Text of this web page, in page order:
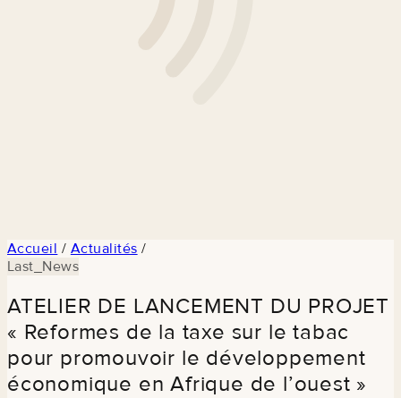
Accueil / Actualités /
Last_News
ATELIER DE LANCEMENT DU PROJET
« Reformes de la taxe sur le tabac
pour promouvoir le développement
économique en Afrique de l’ouest »